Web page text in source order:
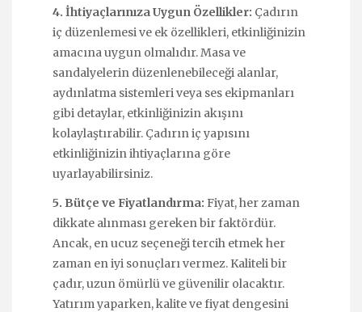
4. İhtiyaçlarınıza Uygun Özellikler: Çadırın
iç düzenlemesi ve ek özellikleri, etkinliğinizin
amacına uygun olmalıdır. Masa ve
sandalyelerin düzenlenebileceği alanlar,
aydınlatma sistemleri veya ses ekipmanları
gibi detaylar, etkinliğinizin akışını
kolaylaştırabilir. Çadırın iç yapısını
etkinliğinizin ihtiyaçlarına göre
uyarlayabilirsiniz.
5. Bütçe ve Fiyatlandırma: Fiyat, her zaman
dikkate alınması gereken bir faktördür.
Ancak, en ucuz seçeneği tercih etmek her
zaman en iyi sonuçları vermez. Kaliteli bir
çadır, uzun ömürlü ve güvenilir olacaktır.
Yatırım yaparken, kalite ve fiyat dengesini